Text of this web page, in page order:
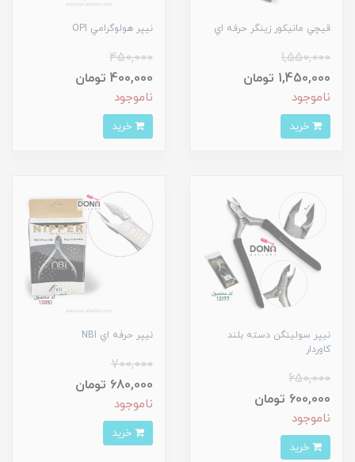
قيچي مانيکور زينگر حرفه اي
1,550,000
1,450,000 تومان
ناموجود
نيپر هولوگرامي OPI
450,000
400,000 تومان
ناموجود
نيپر سولينگن دسته بلند
کاوردار
650,000
600,000 تومان
ناموجود
نيپر حرفه اي NBI
700,000
680,000 تومان
ناموجود